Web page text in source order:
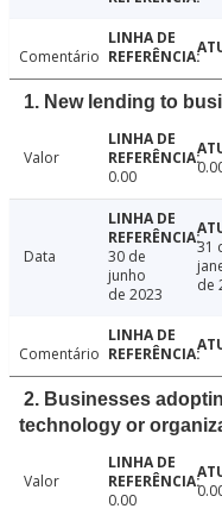
Comentário
1. New lending to
Valor
0.00
Data
30 de
junho
de 2023
31
de
Comentário
2. Businesses
technology or
Valor
0.00